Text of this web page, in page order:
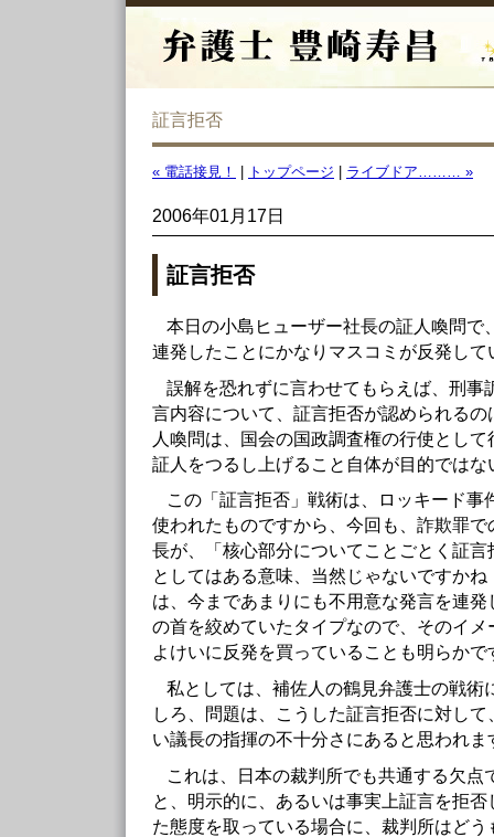
証言拒否
« 電話接見！ トップページ ライブドア……… »
2006年01月17日
証言拒否
本日の小島ヒューザー社長の証人喚問で
連発したことにかなりマスコミが反発して
誤解を恐れずに言わせてもらえば、刑事
言内容について、証言拒否が認められる
人喚問は、国会の国政調査権の行使とし
証人をつるし上げること自体が目的ではな
この「証言拒否」戦術は、ロッキード事
使われたものですから、今回も、詐欺罪
長が、「核心部分についてことごとく証
としてはある意味、当然じゃないですか
は、今まであまりにも不用意な発言を連
の首を絞めていたタイプなので、そのイ
よけいに反発を買っていることも明らかで
私としては、補佐人の鶴見弁護士の戦術
しろ、問題は、こうした証言拒否に対し
い議長の指揮の不十分さにあると思われま
これは、日本の裁判所でも共通する欠点
と、明示的に、あるいは事実上証言を拒
た態度を取っている場合に、裁判所はど